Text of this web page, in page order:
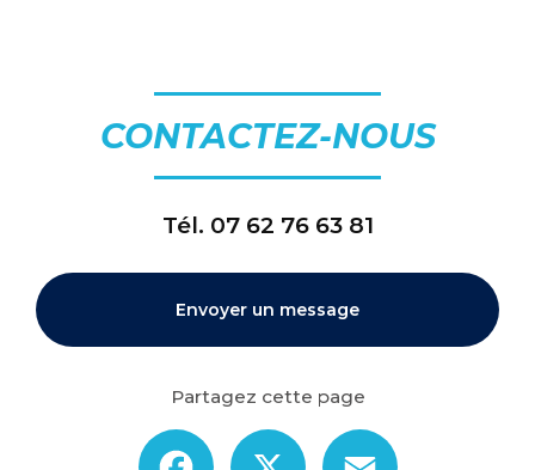
CONTACTEZ-NOUS
Tél. 07 62 76 63 81
Envoyer un message
Partagez cette page
Facebook